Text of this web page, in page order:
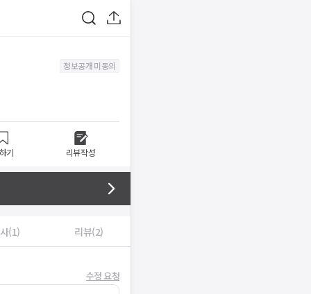
정보공개 미동의
기 리뷰작성
(1) 리뷰(2)
수정 요청